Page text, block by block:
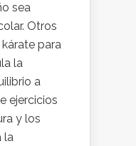
sea
Otros
para
la
a
ejercicios
y los
la